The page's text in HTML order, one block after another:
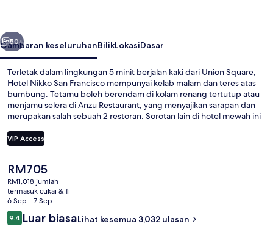
Seterusnya
50+
Gambaran keseluruhanBilikLokasiDasar
Terletak dalam lingkungan 5 minit berjalan kaki dari Union Square,
Hotel Nikko San Francisco mempunyai kelab malam dan teres atas
bumbung. Tetamu boleh berendam di kolam renang tertutup atau
menjamu selera di Anzu Restaurant, yang menyajikan sarapan dan
merupakan salah sebuah 2 restoran. Sorotan lain di hotel mewah ini
renang dan katil yang selesa mendapat pujian daripada
pengembara lain. Hartanah ini terletak berdekatan dengan
hanya beberapa langkah dan Perhentian Powell St & Geary Blvd
ialah 3 minit.
VIP Access
Harga
semasa
ialah
RM705
RM705
RM1,018 jumlah
termasuk cukai & fi
6 Sep - 7 Sep
Ulasan
9.49.4 daripada 10
Luar biasaLihat kesemua 3,032 ulasan